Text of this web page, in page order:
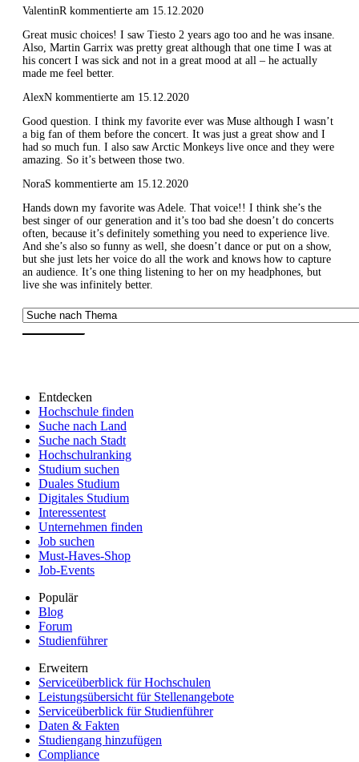
ValentinR kommentierte am 15.12.2020
Great music choices! I saw Tiesto 2 years ago too and he was insane.
Also, Martin Garrix was pretty great although that one time I was at
his concert I was sick and not in a great mood at all – he actually
made me feel better.
AlexN kommentierte am 15.12.2020
Good question. I think my favorite ever was Muse although I wasn’t
a big fan of them before the concert. It was just a great show and I
had so much fun. I also saw Arctic Monkeys live once and they were
amazing. So it’s between those two.
NoraS kommentierte am 15.12.2020
Hands down my favorite was Adele. That voice!! I think she’s the
best singer of our generation and it’s too bad she doesn’t do concerts
often, because it’s definitely something you need to experience live.
And she’s also so funny as well, she doesn’t dance or put on a show,
but she just lets her voice do all the work and knows how to capture
an audience. It’s one thing listening to her on my headphones, but
live she was infinitely better.
Entdecken
Hochschule finden
Suche nach Land
Suche nach Stadt
Hochschulranking
Studium suchen
Duales Studium
Digitales Studium
Interessentest
Unternehmen finden
Job suchen
Must-Haves-Shop
Job-Events
Populär
Blog
Forum
Studienführer
Erweitern
Serviceüberblick für Hochschulen
Leistungsübersicht für Stellenangebote
Serviceüberblick für Studienführer
Daten & Fakten
Studiengang hinzufügen
Compliance